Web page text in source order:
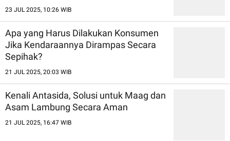
23 JUL 2025, 10:26 WIB
Apa yang Harus Dilakukan Konsumen
Jika Kendaraannya Dirampas Secara
Sepihak?
21 JUL 2025, 20:03 WIB
Kenali Antasida, Solusi untuk Maag dan
Asam Lambung Secara Aman
21 JUL 2025, 16:47 WIB